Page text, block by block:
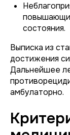
состояния.
Выписка из
достижения
Дальнейшее
амбулаторно.